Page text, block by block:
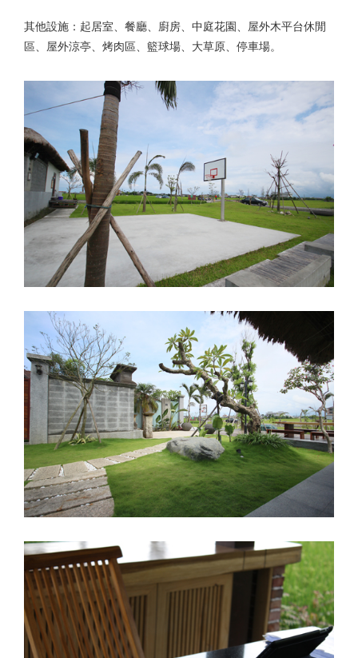
其他設施：起居室、餐廳、廚房、中庭花園、屋外木平台休閒
區、屋外涼亭、烤肉區、籃球場、大草原、停車場。